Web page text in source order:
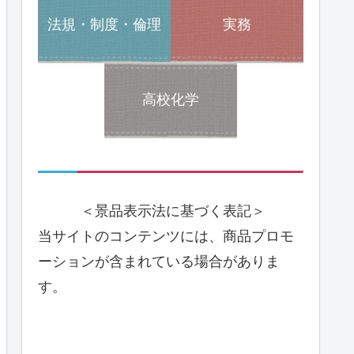
法規・制度・倫理 実務
高校化学
＜景品表示法に基づく表記＞
当サイトのコンテンツには、商品プロモ
ーションが含まれている場合がありま
す。